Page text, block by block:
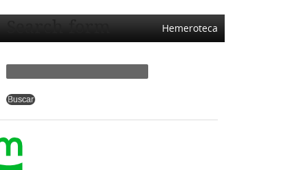
Hemeroteca
Search form